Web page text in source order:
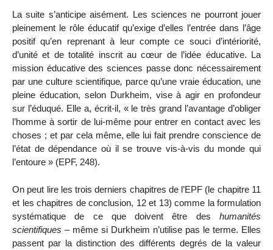
La suite s’anticipe aisément. Les sciences ne pourront jouer
pleinement le rôle éducatif qu’exige d’elles l’entrée dans l’âge
positif qu’en reprenant à leur compte ce souci d’intériorité,
d’unité et de totalité inscrit au cœur de l’idée éducative. La
mission éducative des sciences passe donc nécessairement
par une culture scientifique, parce qu’une vraie éducation, une
pleine éducation, selon Durkheim, vise à agir en profondeur
sur l’éduqué. Elle a, écrit-il, « le très grand l’avantage d’obliger
l’homme à sortir de lui-même pourentrer en contact avec les
choses ; et par cela même, elle lui fait prendre conscience de
l’état de dépendance où il se trouve vis-à-vis du monde qui
l’entoure » (EPF, 248).
On peut lire les trois derniers chapitres de l’EPF (le chapitre 11
et les chapitres de conclusion, 12 et 13) comme la formulation
systématique de ce que doivent être des humanités
scientifiques – même si Durkheim n’utilise pas le terme. Elles
passent par la distinction des différents degrés de la valeur